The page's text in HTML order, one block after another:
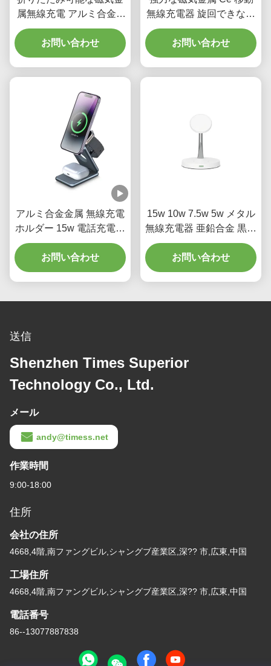
属無線充電 アルミ合金 3
In 1 携帯磁気充電器
お問い合わせ
無線充電器 旋回できない
3 In 1 アップル充電器
FCC
お問い合わせ
アルミ合金金属 無線充電
ホルダー 15w 電話充電ス
タンド ウォッチ
お問い合わせ
15w 10w 7.5w 5w メタル
無線充電器 亜鉛合金 黒と
白 2w 夜光付き
お問い合わせ
送信
Shenzhen Times Superior
Technology Co., Ltd.
メール
andy@timess.net
作業時間
9:00-18:00
住所
会社の住所
4668,4階,南ファングビル,シャングブ産業区,深?? 市,広東,中国
工場住所
4668,4階,南ファングビル,シャングブ産業区,深?? 市,広東,中国
電話番号
86--13077887838